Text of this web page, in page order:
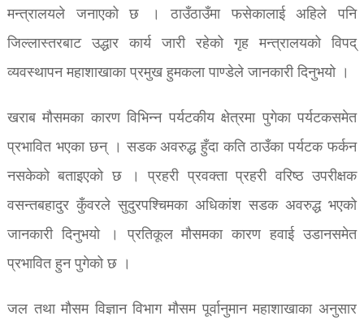
मन्त्रालयले जनाएको छ । ठाउँठाउँमा फसेकालाई अहिले पनि
जिल्लास्तरबाट उद्धार कार्य जारी रहेको गृह मन्त्रालयको विपद्
व्यवस्थापन महाशाखाका प्रमुख हुमकला पाण्डेले जानकारी दिनुभयो ।
खराब मौसमका कारण विभिन्न पर्यटकीय क्षेत्रमा पुगेका पर्यटकसमेत
प्रभावित भएका छन् । सडक अवरुद्ध हुँदा कति ठाउँका पर्यटक फर्कन
नसकेको बताइएको छ । प्रहरी प्रवक्ता प्रहरी वरिष्ठ उपरीक्षक
वसन्तबहादुर कुँवरले सुदुरपश्चिमका अधिकांश सडक अवरुद्ध भएको
जानकारी दिनुभयो । प्रतिकूल मौसमका कारण हवाई उडानसमेत
प्रभावित हुन पुगेको छ ।
जल तथा मौसम विज्ञान विभाग मौसम पूर्वानुमान महाशाखाका अनुसार